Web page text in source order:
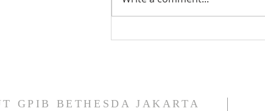
👇 👇
GPIB BETHESDA JAKARTA